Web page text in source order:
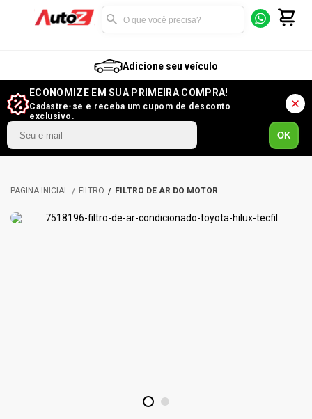
Adicione seu veículo
ECONOMIZE EM SUA PRIMEIRA COMPRA!
Cadastre-se e receba um cupom de desconto
exclusivo.
OK
FILTRO FILTRO DE AR DO MOTOR
1 2